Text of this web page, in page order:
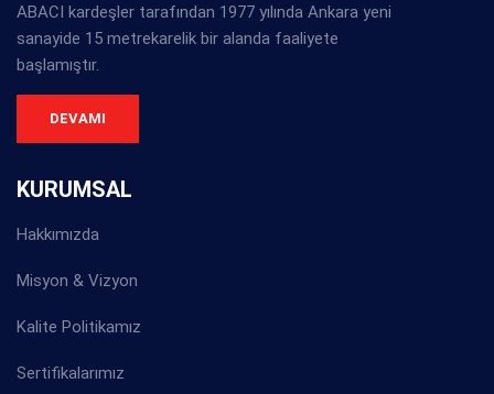
ABACI kardeşler tarafından 1977 yılında Ankara yeni
sanayide 15 metrekarelik bir alanda faaliyete
başlamıştır.
DEVAMI
KURUMSAL
Hakkımızda
Misyon & Vizyon
Kalite Politikamız
Sertifikalarımız